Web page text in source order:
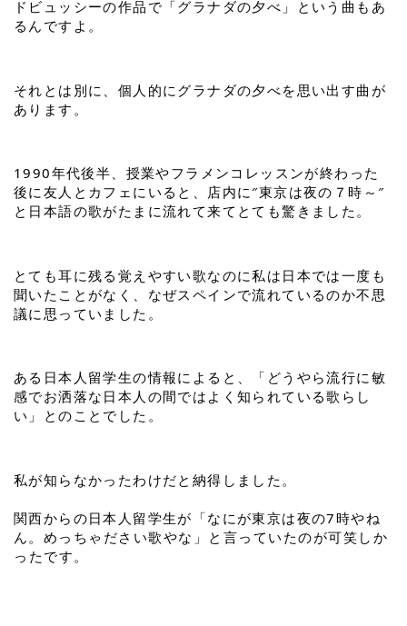
ドビュッシーの作品で「グラナダの夕べ」という曲もあ
るんですよ。
それとは別に、個人的にグラナダの夕べを思い出す曲が
あります。
1990年代後半、授業やフラメンコレッスンが終わった
後に友人とカフェにいると、店内に″東京は夜の７時～″
と日本語の歌がたまに流れて来てとても驚きました。
とても耳に残る覚えやすい歌なのに私は日本では一度も
聞いたことがなく、なぜスペインで流れているのか不思
議に思っていました。
ある日本人留学生の情報によると、「どうやら流行に敏
感でお洒落な日本人の間ではよく知られている歌らし
い」とのことでした。
私が知らなかったわけだと納得しました。
関西からの日本人留学生が「なにが東京は夜の7時やね
ん。 めっちゃださい歌やな」と言っていたのが可笑しか
ったです。